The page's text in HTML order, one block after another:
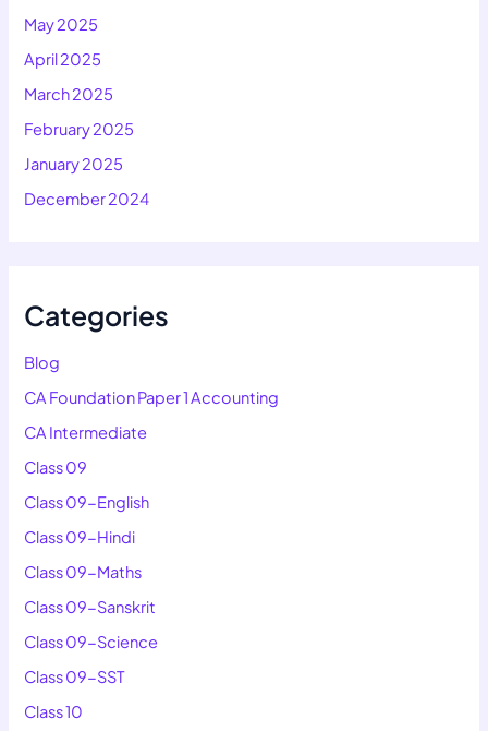
May 2025
April 2025
March 2025
February 2025
January 2025
December 2024
Categories
Blog
CA Foundation Paper 1 Accounting
CA Intermediate
Class 09
Class 09-English
Class 09-Hindi
Class 09-Maths
Class 09-Sanskrit
Class 09-Science
Class 09-SST
Class 10